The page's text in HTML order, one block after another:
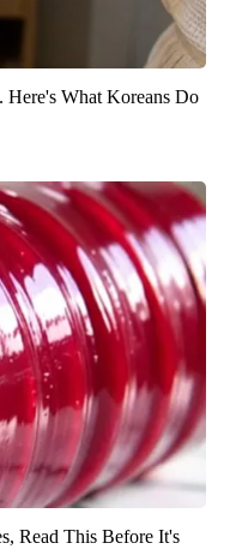
Here's What Koreans Do
Read This Before It's